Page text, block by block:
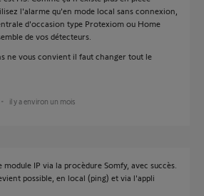
l'alarme qu'en mode local sans connexion,
d'occasion type Protexiom ou Home
de vos détecteurs.
ne vous convient il faut changer tout le
il y a environ un mois
IP via la procèdure Somfy, avec succès.
possible, en local (ping) et via l'appli